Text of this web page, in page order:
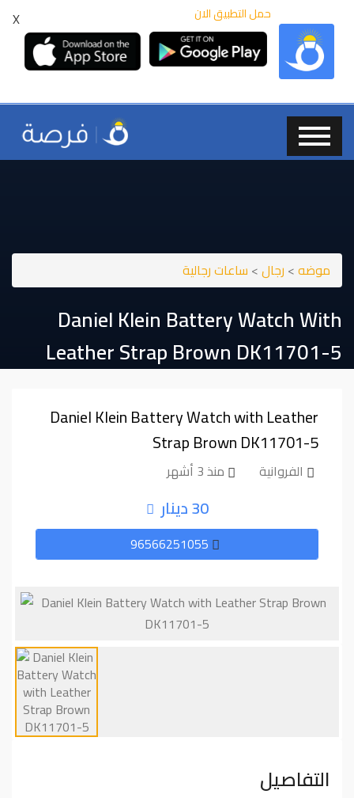
X حمل التطبيق الان
موضه> رجال> ساعات رجالية
Daniel Klein Battery Watch With
Leather Strap Brown DK11701-5
Daniel Klein Battery Watch with Leather
Strap Brown DK11701-5
الفروانية منذ 3 أشهر
30 دينار
التفاصيل